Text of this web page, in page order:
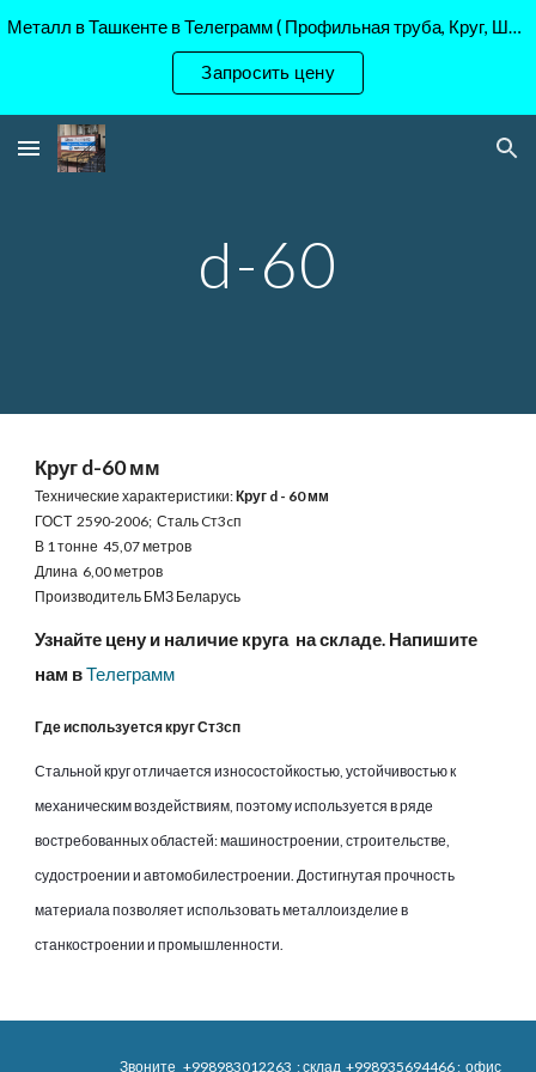
Skip to navigation
Металл в Ташкенте в Телеграмм ( Профильная труба, Круг, Шестигранник Ст45, 40Х, )
Запросить цену
d-60
Круг d-60 мм
Технические характеристики:Круг d - 60 мм
ГОСТ 2590-2006; Сталь Cт3cп
В 1 тонне 45,07 метров
Длина 6,00 метров
Производитель БМЗ Беларусь
Узнайте цену и наличие круга на складе. Напишите
нам в Телеграмм
Где используется круг Ст3сп
Стальной круг отличается износостойкостью, устойчивостью к
механическим воздействиям, поэтому используется в ряде
востребованных областей: машиностроении, строительстве,
судостроении и автомобилестроении. Достигнутая прочность
материала позволяет использовать металлоизделие в
станкостроении и промышленности.
Звоните +998983012263 ; склад +998935694466; офис